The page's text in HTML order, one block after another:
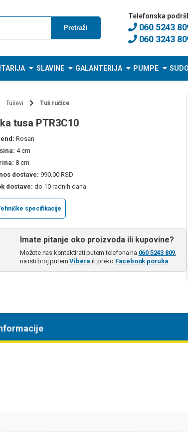
Pretraži
Telefonska
060 5243
060 3243
SLAVINE GALANTERIJA PUMPE
Tuševi Tuš ručice
tusa PTR3C10
Rosan
4 cm
8 cm
dostave: 990.00 RSD
dostave: do 10 radnih dana
specifikacije
Imate pitanje oko proizvoda ili kupovine?
Možete nas kontaktirati putem telefona na 060 5243 809,
na isti broj putemVibera ili preko Facebook poruka.